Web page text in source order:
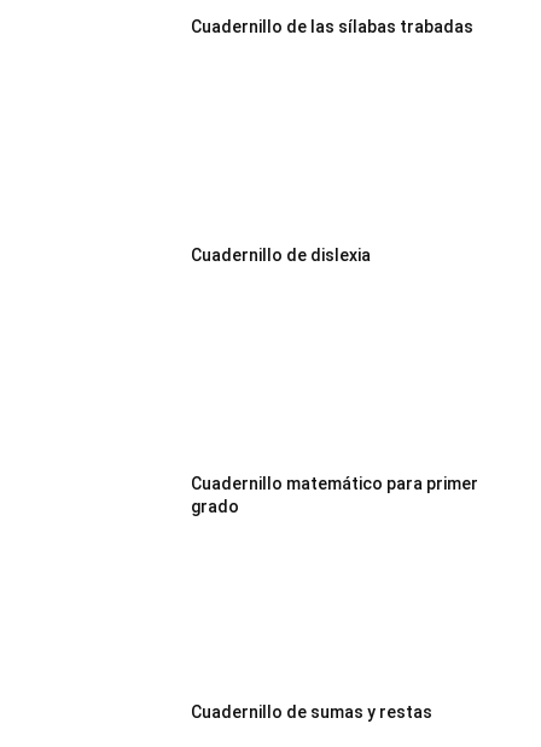
Cuadernillo de las sílabas trabadas
Cuadernillo de dislexia
Cuadernillo matemático para primer
grado
Cuadernillo de sumas y restas